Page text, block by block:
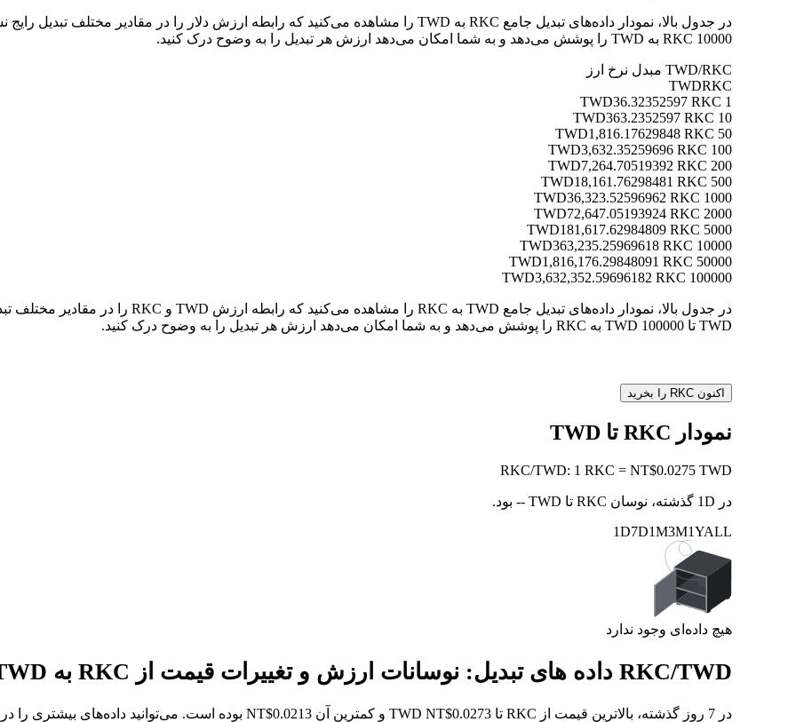
10000 RKC به TWD را پوشش می‌دهد و به شما امکان می‌دهد ارزش هر تبدیل را به وضوح درک کنید.
TWD/RKC مبدل نرخ ارز
TWDRKC
1 TWD
36.32352597 RKC
10 TWD
363.2352597 RKC
50 TWD
1,816.17629848 RKC
100 TWD
3,632.35259696 RKC
200 TWD
7,264.70519392 RKC
500 TWD
18,161.76298481 RKC
1000 TWD
36,323.52596962 RKC
2000 TWD
72,647.05193924 RKC
5000 TWD
181,617.62984809 RKC
10000 TWD
363,235.25969618 RKC
50000 TWD
1,816,176.29848091 RKC
100000 TWD
3,632,352.59696182 RKC
TWD تا 100000 TWD به RKC را پوشش می‌دهد و به شما امکان می‌دهد ارزش هر تبدیل را به وضوح درک کنید.
اکنون RKC را بخرید
نمودار RKC تا TWD
RKC/TWD: 1 RKC = NT$0.0275 TWD
در 1D گذشته، نوسان RKC تا TWD -- بود.
1D7D1M3M1YALL
هیچ داده‌ای وجود ندارد
RKC/TWD داده های تبدیل: نوسانات ارزش و تغییرات قیمت از RKC به TWD